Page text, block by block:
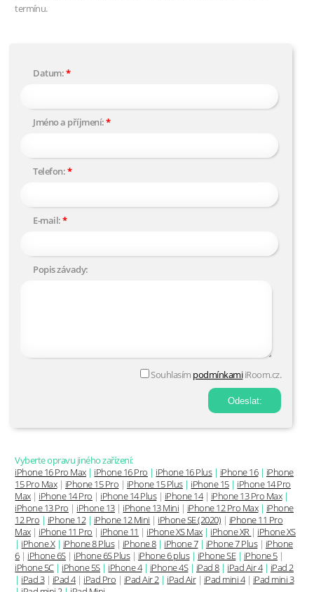
termínu.
Datum:
Jméno a příjmení:
Telefon:
E-mail:
Popis závady:
Souhlasím podmínkami iRoom.cz.
Vyberte opravu jiného zařízení:
iPhone 16 Pro Max| iPhone 16 Pro | iPhone 16 Plus| iPhone 16| iPhone
15 Pro Max| iPhone 15 Pro | iPhone 15 Plus| iPhone 15| iPhone 14 Pro
Max| iPhone 14 Pro | iPhone 14 Plus| iPhone 14| iPhone 13 Pro Max|
iPhone 13 Pro | iPhone 13| iPhone 13 Mini | iPhone 12 Pro Max| iPhone
12 Pro | iPhone 12| iPhone 12 Mini | iPhone SE (2020) | iPhone 11 Pro
Max| iPhone 11 Pro | iPhone 11 | iPhone XS Max| iPhone XR | iPhone XS
| iPhone X| iPhone 8 Plus| iPhone 8| iPhone 7| iPhone 7 Plus| iPhone
6| iPhone 6S| iPhone 6S Plus| iPhone 6 plus| iPhone SE| iPhone 5|
iPhone 5C| iPhone 5S| iPhone 4| iPhone 4S| iPad 8| iPad Air 4| iPad 2
| iPad 3| iPad 4| iPad Pro | iPad Air 2| iPad Air| iPad mini 4| iPad mini 3